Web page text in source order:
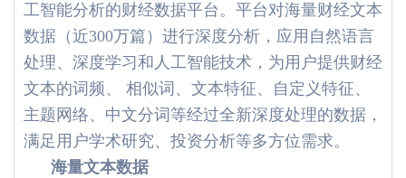
工智能分析的财经数据平台。平台对海量财经文本
数据（近300万篇）进行深度分析，应用自然语言
处理、深度学习和人工智能技术，为用户提供财经
文本的词频、 相似词、文本特征、自定义特征、
主题网络、中文分词等经过全新深度处理的数据，
满足用户学术研究、投资分析等多方位需求。
海量文本数据